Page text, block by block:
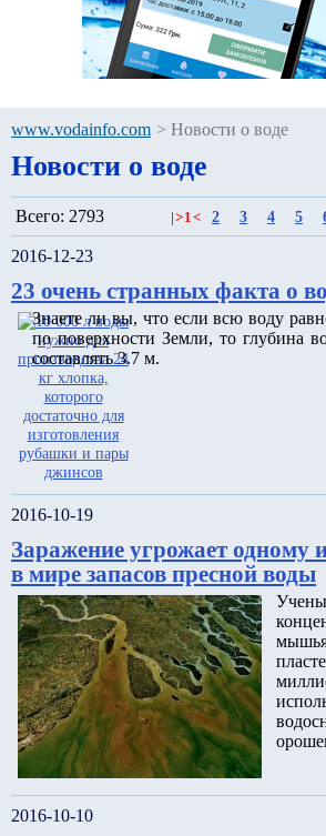
www.vodainfo.com > Новости о воде
Новости о воде
Всего: 2793 >1< 2 3 4 5
2016-12-23
23 очень странных факта о
Знаете ли вы, что если всю воду
по поверхности Земли, то глубина
составлять 3.7 м.
2016-10-19
Заражение угрожает одному
в мире запасов пресной воды
2016-10-10